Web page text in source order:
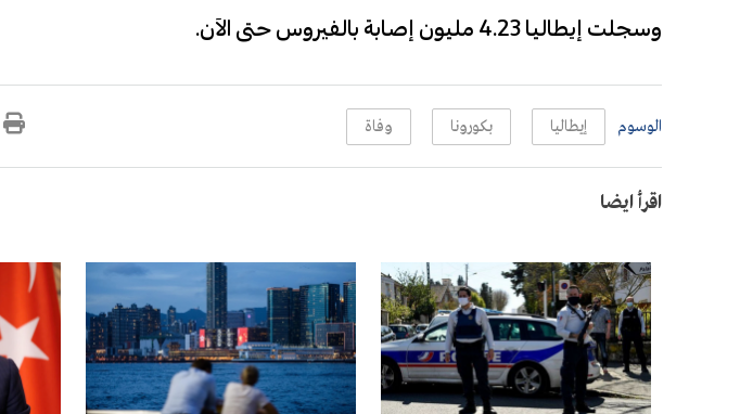
وسجلت إيطاليا 4.23 مليون إصابة بالفيروس حتى الآن.
الوسوم إيطاليا بكورونا وفاة
اقرأ ايضا